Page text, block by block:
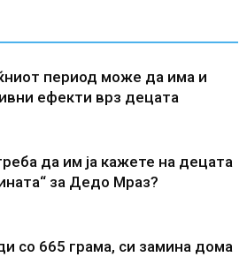
период може да има и
ефекти врз децата
да им ја кажете на децата
за Дедо Мраз?
со 665 грама, си замина дома